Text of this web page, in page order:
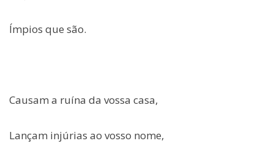
Ímpios que são.
Causam a ruína da vossa casa,
Lançam injúrias ao vosso nome,